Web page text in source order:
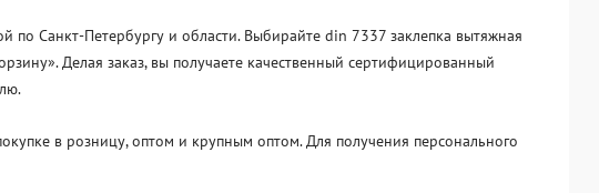
Санкт-Петербургу и области. Выбирайте din 7337 заклепка вытяжная
Делая заказ, вы получаете качественный сертифицированный
в розницу, оптом и крупным оптом. Для получения персонального